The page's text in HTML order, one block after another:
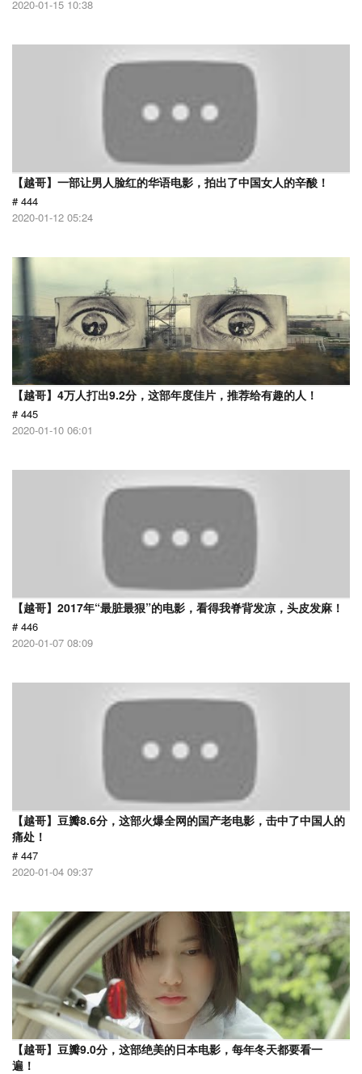
2020-01-15 10:38
【越哥】一部让男人脸红的华语电影，拍出了中国女人的辛酸！
# 444
2020-01-12 05:24
【越哥】4万人打出9.2分，这部年度佳片，推荐给有趣的人！
# 445
2020-01-10 06:01
【越哥】2017年“最脏最狠”的电影，看得我脊背发凉，头皮发麻！
# 446
2020-01-07 08:09
【越哥】豆瓣8.6分，这部火爆全网的国产老电影，击中了中国人的
痛处！
# 447
2020-01-04 09:37
【越哥】豆瓣9.0分，这部绝美的日本电影，每年冬天都要看一
遍！